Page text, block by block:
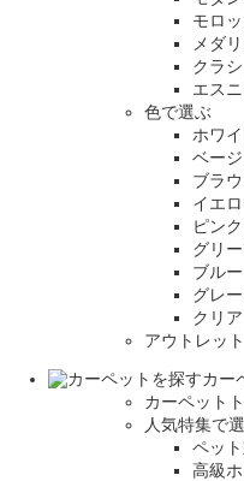
モロ
メダ
クラ
エス
色で選ぶ
ホワ
ベー
ブラ
イエ
ピン
グリ
ブル
グレ
クリア
アウトレット
カー
カーペット
人気特集で
ペッ
高級